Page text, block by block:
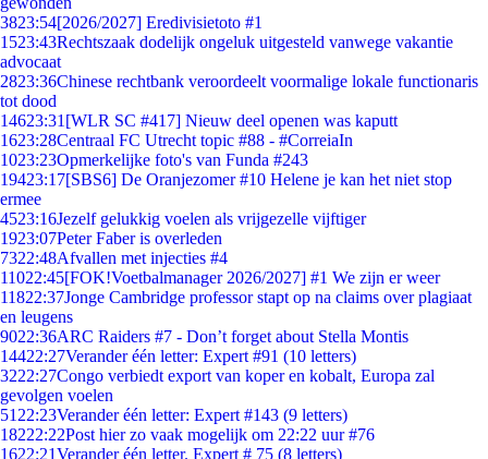
3823:54[2026/2027] Eredivisietoto #1
1523:43Rechtszaak dodelijk ongeluk uitgesteld vanwege vakantie
advocaat
2823:36Chinese rechtbank veroordeelt voormalige lokale functionaris
tot dood
14623:31 [WLR SC #417] Nieuw deel openen was kaputt
1623:28Centraal FC Utrecht topic #88 - #CorreiaIn
1023:23Opmerkelijke foto's van Funda #243
19423:17[SBS6] De Oranjezomer #10 Helene je kan het niet stop
ermee
4523:16Jezelf gelukkig voelen als vrijgezelle vijftiger
1923:07Peter Faber is overleden
7322:48Afvallen met injecties #4
11022:45[FOK!Voetbalmanager 2026/2027] #1 We zijn er weer
11822:37Jonge Cambridge professor stapt op na claims over plagiaat
en leugens
9022:36ARC Raiders #7 - Don’t forget about Stella Montis
14422:27Verander één letter: Expert #91 (10 letters)
3222:27Congo verbiedt export van koper en kobalt, Europa zal
gevolgen voelen
51 22:23Verander één letter: Expert #143 (9 letters)
18222:22Post hier zo vaak mogelijk om 22:22 uur #76
1622:21Verander één letter. Expert # 75 (8 letters)